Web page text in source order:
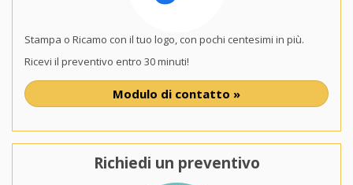
Stampa o Ricamo con il tuo logo, con pochi centesimi in più.
Ricevi il preventivo entro 30 minuti!
Modulo di contatto »
Richiedi un preventivo